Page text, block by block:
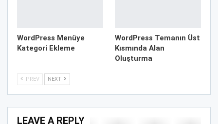
WordPress Menüye
Kategori Ekleme
WordPress Temanın Üst
Kısmında Alan
Oluşturma
PREV NEXT
LEAVE A REPLY